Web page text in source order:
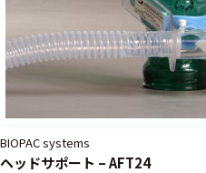
BIOPAC systems
ヘッドサポート – AFT24